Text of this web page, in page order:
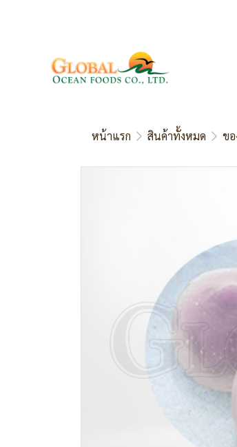
หน้าแรก สินค้าทั้งหมด ข